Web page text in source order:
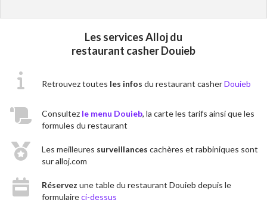
Les services Alloj du
restaurant casher Douieb
Retrouvez toutes les infos du restaurant casherDouieb
Consultez le menu Douieb, la carte les tarifs ainsi que les
formules du restaurant
Les meilleures surveillances cachères et rabbiniques sont
sur alloj.com
Réservez une table du restaurant Douieb depuis le
formulaireci-dessus